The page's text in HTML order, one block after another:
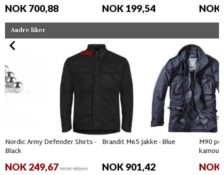
NOK 700,88 NOK 199,54 NOK
Andre liker
Salg
Nordic Army Defender Shirts -
Black
NOK 249,67NOK 600,61
Brandit M65 Jakke - Blue
NOK 901,42
M90
NOK